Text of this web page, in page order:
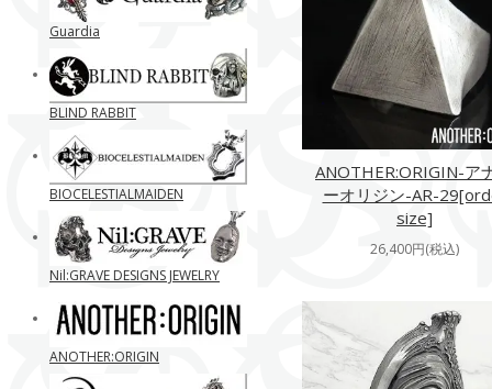
ANOTHER:ORIGIN-ア
ーオリジン-AR-
size]
26,400円(税込)
Guardia
BLIND RABBIT
BIOCELESTIALMAIDEN
Nil:GRAVE DESIGNS JEWELRY
ANOTHER:ORIGIN